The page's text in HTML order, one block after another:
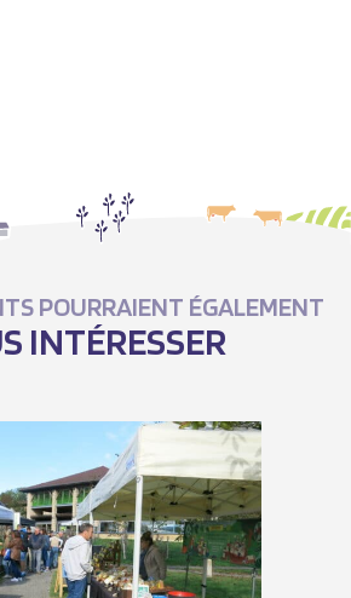
POURRAIENT ÉGALEMENT
INTÉRESSER